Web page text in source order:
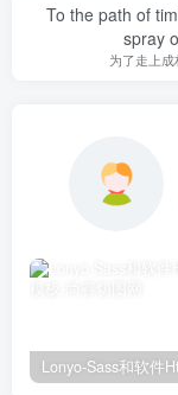
To the path of
spray
为了走上